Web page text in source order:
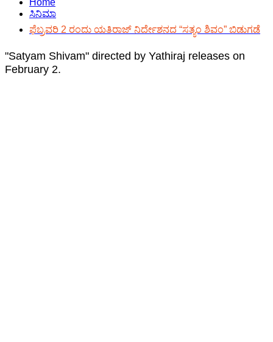
Home
ಸಿನಿಮಾ
ಫೆಬ್ರವರಿ 2 ರಂದು ಯತಿರಾಜ್ ನಿರ್ದೇಶನದ “ಸತ್ಯಂ ಶಿವಂ” ಬಿಡುಗಡೆ
"Satyam Shivam" directed by Yathiraj releases on
February 2.